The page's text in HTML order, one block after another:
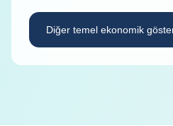
Diğer temel ekonomik